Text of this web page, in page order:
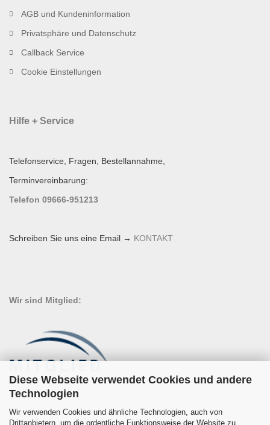
Diese Webseite verwendet Cookies und andere
Technologien
Wir verwenden Cookies und ähnliche Technologien, auch von
Drittanbietern, um die ordentliche Funktionsweise der Website zu
AGB und Kundeninformation
Privatsphäre und Datenschutz
Callback Service
Cookie Einstellungen
Hilfe + Service
Telefonservice, Fragen, Bestellannahme,
Terminvereinbarung:
Telefon 09666-951213
Schreiben Sie uns eine Email → KONTAKT
Wir sind Mitglied: